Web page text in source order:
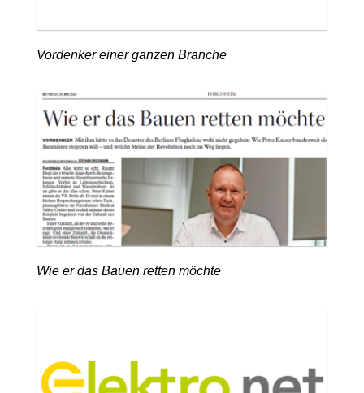
Vordenker einer ganzen Branche
Wie er das Bauen retten möchte